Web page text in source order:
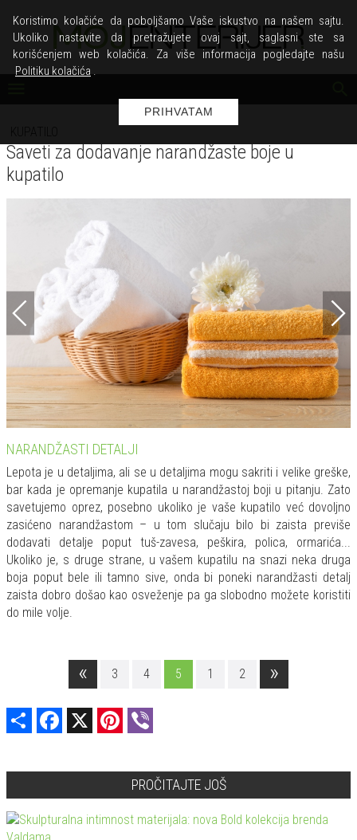
Saveti za dodavanje narandžaste boje u
kupatilo
NARANDŽASTI DETALJI
Lepota je u detaljima, ali se u detaljima mogu sakriti i velike greške,
bar kada je opremanje kupatila u narandžastoj boji u pitanju. Zato
savetujemo oprez, posebno ukoliko je vaše kupatilo već dovoljno
zasićeno narandžastom – u tom slučaju bilo bi zaista previše
dodavati detalje poput tuš-zavesa, peškira, polica, ormarića...
Ukoliko je, s druge strane, u vašem kupatilu na snazi neka druga
boja poput bele ili tamno sive, onda bi poneki narandžasti detalj
zaista dobro došao kao osveženje pa ga slobodno možete koristiti
do mile volje.
« 3 4 5 1 2 »
Share Facebook Pinterest
PROČITAJTE JOŠ
Koristimo kolačiće da poboljšamo Vaše iskustvo na našem sajtu.
Ukoliko nastavite da pretražujete ovaj sajt, saglasni ste sa
korišćenjem web kolačića. Za više informacija pogledajte našu
Politiku kolačića .
PRIHVATAM